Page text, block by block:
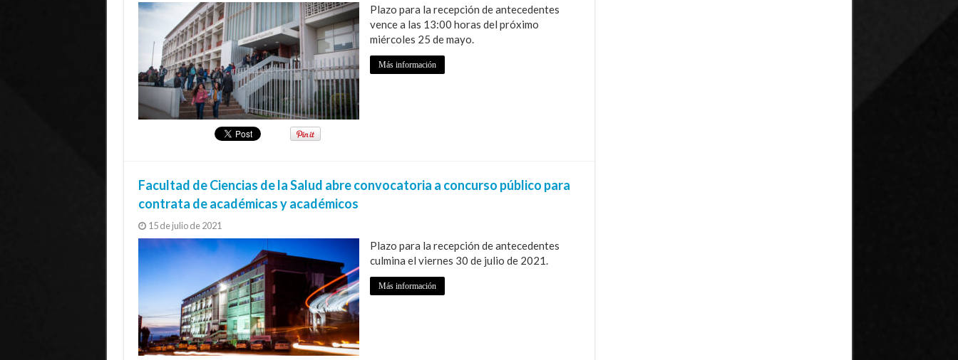
Plazo para la recepción de antecedentes
vence a las 13:00 horas del próximo
miércoles 25 de mayo.
Más información
Facultad de Ciencias de la Salud abre convocatoria a concurso público para
contrata de académicas y académicos
15 de julio de 2021
Plazo para la recepción de antecedentes
culmina el viernes 30 de julio de 2021.
Más información